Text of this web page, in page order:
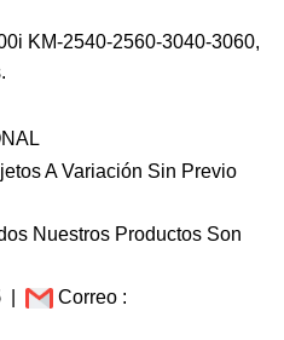
KM-2540-2560-3040-3060,
A Variación Sin Previo
Nuestros Productos Son
Correo :